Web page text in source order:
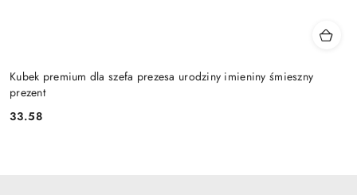
Kubek premium dla szefa prezesa urodziny imieniny śmieszny
prezent
Cena:
33.58